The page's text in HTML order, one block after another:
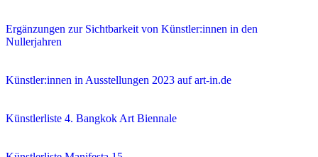
Ergänzungen zur Sichtbarkeit von Künstler:innen in den
Nullerjahren
Künstler:innen in Ausstellungen 2023 auf art-in.de
Künstlerliste 4. Bangkok Art Biennale